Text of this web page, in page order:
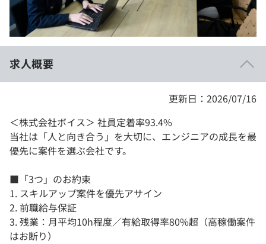
法人向けプラン
学校向けプラン
契約内容・クーポン
求人概要
更新日：2026/07/16
＜株式会社ボイス＞ 社員定着率93.4%
当社は「人と向き合う」を大切に、エンジニアの成長を最
優先に案件を選ぶ会社です。
■「3つ」のお約束
1. スキルアップ案件を優先アサイン
2. 前職給与保証
3. 残業：月平均10h程度／有給取得率80%超（高稼働案件
はお断り）